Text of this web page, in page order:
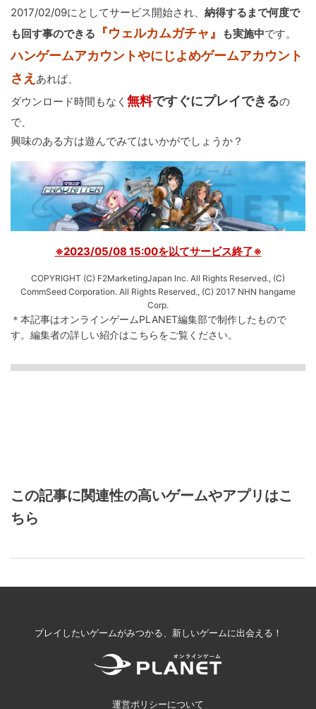
2017/02/09にとしてサービス開始され、 納得するまで何度で
も回す事のできる
『ウェルカムガチャ』 も実施中です。
ハンゲームアカウントやにじよめゲームアカウント
さえ あれば、
ダウンロード時間もなく 無料ですぐにプレイできるの
で、
興味のある方は遊んでみてはいかがでしょうか？
※2023/05/08 15:00を以てサービス終了※
COPYRIGHT (C) F2MarketingJapan Inc. All Rights Reserved., (C)
CommSeed Corporation. All Rights Reserved., (C) 2017 NHN hangame
Corp.
＊本記事はオンラインゲームPLANET編集部で制作したもので
す。 編集者の詳しい紹介はこちらをご覧ください。
この記事に関連性の高いゲームやアプリはこ
ちら
プレイしたいゲームがみつかる、新しいゲームに出会える！
運営ポリシーについて